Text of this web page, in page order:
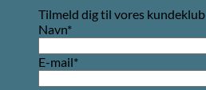
Tilmeld dig til vores kundeklub
Navn*
E-mail*